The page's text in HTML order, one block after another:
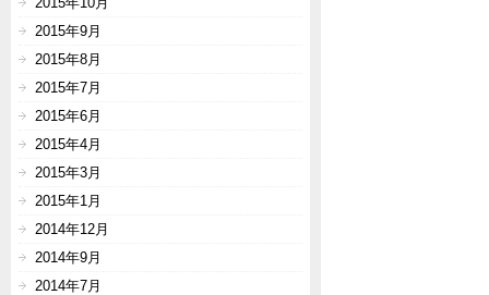
2015年9月
2015年8月
2015年7月
2015年6月
2015年4月
2015年3月
2015年1月
2014年12月
2014年9月
2014年7月